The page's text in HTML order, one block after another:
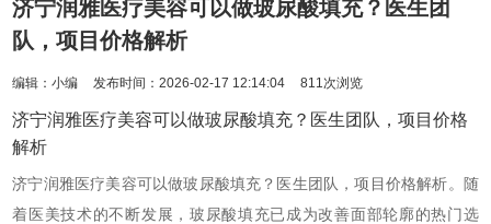
济宁润雅医疗美容可以做玻尿酸填充？医生团
队，项目价格解析
编辑：小编 发布时间：2026-02-17 12:14:04 811次浏览
济宁润雅医疗美容可以做玻尿酸填充？医生团队，项目价格
解析
济宁润雅医疗美容可以做玻尿酸填充？医生团队，项目价格解析。随
着医美技术的不断发展，玻尿酸填充已成为改善面部轮廓的热门选